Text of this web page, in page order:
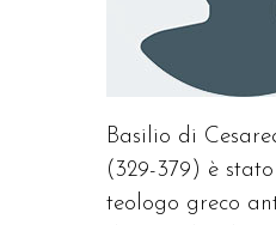
Basilio di
(329-379) è
teologo greco